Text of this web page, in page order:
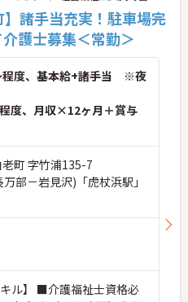
】諸手当充実！駐車場完
護士募集＜常勤＞
程度、基本給+諸手当 ※夜
度、月収×12ヶ月＋賞与
町 字竹浦135-7
部－岩見沢)「虎杖浜駅」
キル】 ■介護福祉士資格必